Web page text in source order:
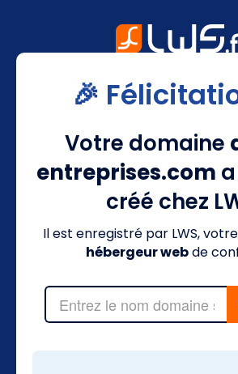
🎉
Votre domaine
entreprises.com
créé chez
Il est enregistré par LWS, votre
hébergeur webde